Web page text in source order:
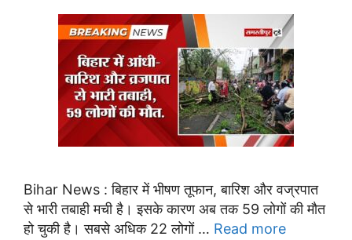
Bihar News : बिहार में भीषण तूफान, बारिश और वज्रपात
से भारी तबाही मची है। इसके कारण अब तक 59 लोगों की मौत
हो चुकी है। सबसे अधिक 22 लोगों … Read more